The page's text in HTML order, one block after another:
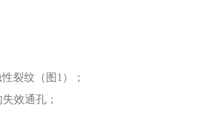
裂纹（图1）；
效通孔；